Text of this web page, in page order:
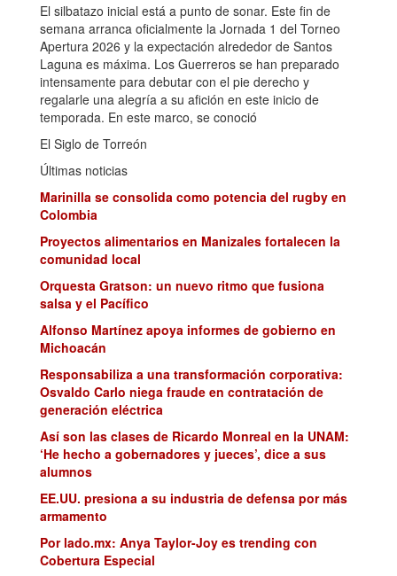
El silbatazo inicial está a punto de sonar. Este fin de
semana arranca oficialmente la Jornada 1 del Torneo
Apertura 2026 y la expectación alrededor de Santos
Laguna es máxima. Los Guerreros se han preparado
intensamente para debutar con el pie derecho y
regalarle una alegría a su afición en este inicio de
temporada. En este marco, se conoció
El Siglo de Torreón
Últimas noticias
Marinilla se consolida como potencia del rugby en
Colombia
Proyectos alimentarios en Manizales fortalecen la
comunidad local
Orquesta Gratson: un nuevo ritmo que fusiona
salsa y el Pacífico
Alfonso Martínez apoya informes de gobierno en
Michoacán
Responsabiliza a una transformación corporativa:
Osvaldo Carlo niega fraude en contratación de
generación eléctrica
Así son las clases de Ricardo Monreal en la UNAM:
‘He hecho a gobernadores y jueces’, dice a sus
alumnos
EE.UU. presiona a su industria de defensa por más
armamento
Por lado.mx: Anya Taylor-Joy es trending con
Cobertura Especial